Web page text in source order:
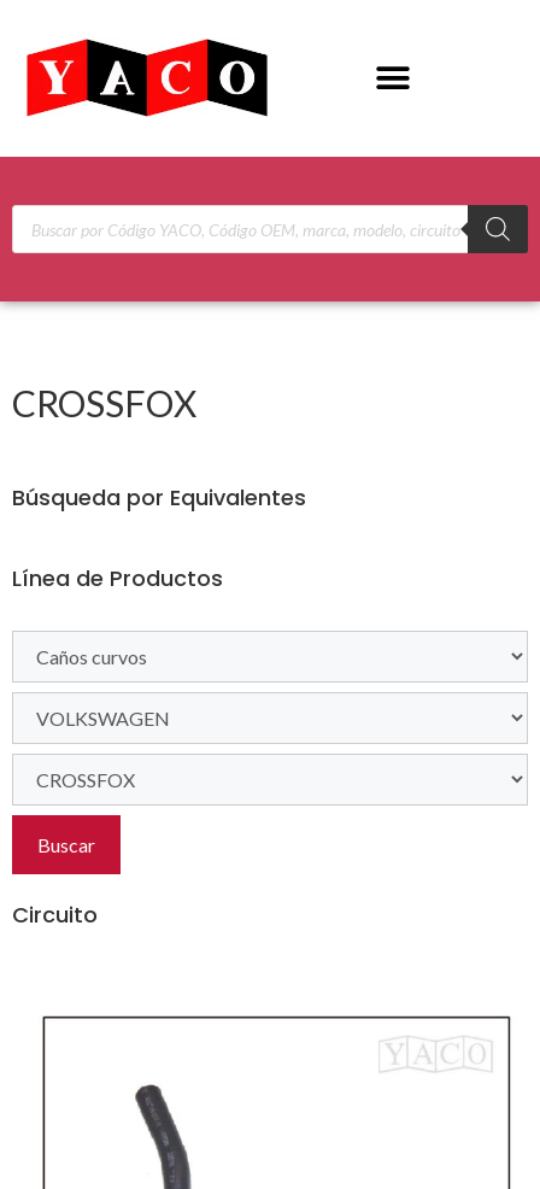
CROSSFOX
Búsqueda por Equivalentes
Línea de Productos
Buscar
Circuito